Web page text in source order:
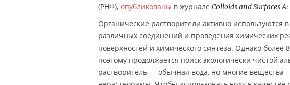
(РНФ), опубликованы в журнале Colloids and Surfaces
Органические растворители активно
различных соединений и проведения химических
поверхностей и химического синтеза. Однако
поэтому продолжается поиск экологически чистой
растворитель — обычная вода, но многие